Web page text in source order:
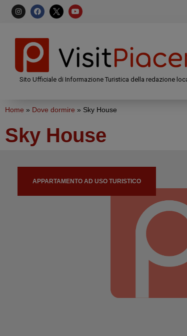
Sito Ufficiale di Informazione Turistica della redazione
Home » Dove dormire » Sky House
Sky House
APPARTAMENTO AD USO TURISTICO